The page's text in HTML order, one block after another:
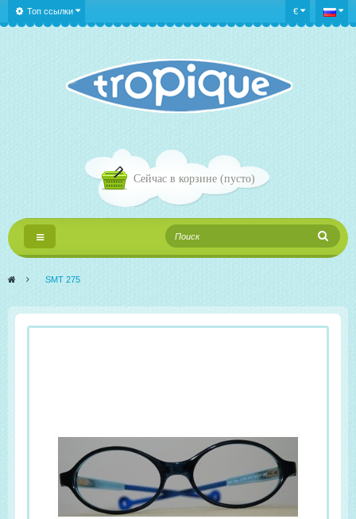
€
Топ ссылки
Сейчас в корзине (пусто)
Переключить
навигации
> SMT 275